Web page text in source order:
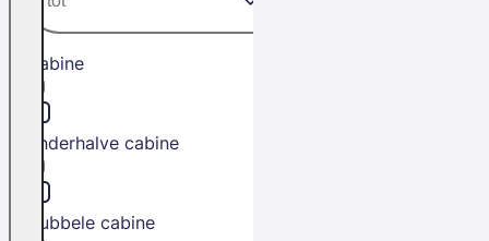
Cabine
Anderhalve cabine
Dubbele cabine